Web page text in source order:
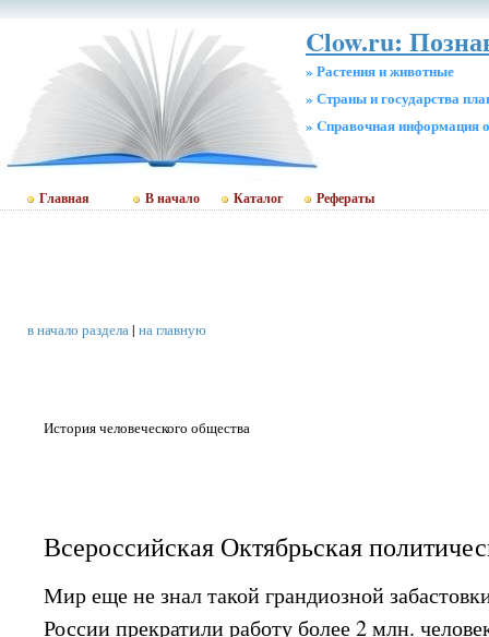
Clow.ru:
» Растения и животные
» Страны и государства
» Cправочная информация
Главная В начало Каталог Рефераты
в начало раздела| на главную
История человеческого общества
Всероссийская Октябрьская
Мир еще не знал такой грандиозной
России прекратили работу более 2 млн.